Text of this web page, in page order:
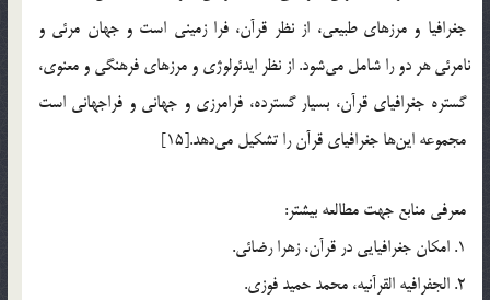
جغرافيا و مرزهاي طبيعي، از نظر قرآن، فرا زميني است و جهان مرئي و
نامرئي هر دو را شامل مي‎شود. از نظر ايدئولوژي و مرزهاي فرهنگي و معنوي،
گستره جغرافياي قرآن، بسيار گسترده، فرامرزي و جهاني و فراجهاني است
مجموعه اين‎‎ها جغرافياي قرآن را تشكيل مي‎دهد.[15]
معرفي منابع جهت مطالعه بيشتر:
1. امكان جغرافيايي در قرآن، زهرا رضائي.
2. الجفرافيه القرآنيه، محمد حميد فوزي.